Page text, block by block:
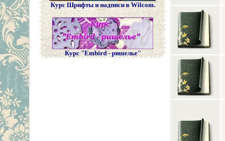
Курс Шрифты и надписи в Wilcom.
Курс "Embird - ришелье"